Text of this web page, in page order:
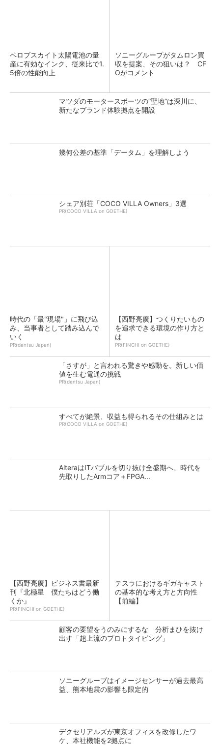
ペロブスカイト太陽電池の量
産に有効なインク、従来比で1.
5倍の性能向上
ソニーグループがタムロン買
収を提案、その狙いは？ CF
Oがコメント
マツダのモータースポーツの“聖地”は深川に、
新たなブランド体験拠点を開設
幾何公差の基準「データム」を理解しよう
シェア別荘「COCO VILLA Owners」3選
PR(COCO VILLA on GOETHE)
時代の「最"現場"」に飛び込
み、当事者として踏み込んで
いく
PR(dentsu Japan)
【西野亮廣】つくりたいもの
を追求できる環境の作り方と
は
PR(FINCHI on GOETHE)
「さすが」と言われる驚きや感動を。新しい価
値を生む電通の挑戦
PR(dentsu Japan)
すべてが絶景、収益も得られるその仕組みとは
PR(COCO VILLA on GOETHE)
AlteraはITバブルを切り抜け全盛期へ、時代を
先取りしたArmコア＋FPGA...
【西野亮廣】ビジネス書最新
刊『北極星 僕たちはどう働
くか』
PR(FINCHI on GOETHE)
テスラにおけるギガキャスト
の基本的な考え方と方向性
【前編】
顧客の要望をうのみにするな 分析まひを抜け
出す「超上流のプロトタイピング」
ソニーグループはイメージセンサーが過去最高
益、熊本地震の影響も限定的
デクセリアルズが東京オフィスを改修したワ
ケ、本社機能を2拠点に